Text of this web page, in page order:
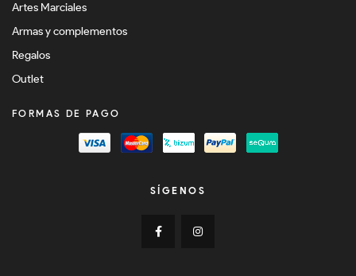
Artes Marciales
Armas y complementos
Regalos
Outlet
FORMAS DE PAGO
SÍGENOS